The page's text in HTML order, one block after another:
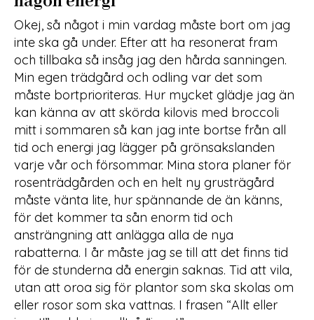
Okej, så något i min vardag måste bort om jag
inte ska gå under. Efter att ha resonerat fram
och tillbaka så insåg jag den hårda sanningen.
Min egen trädgård och odling var det som
måste bortprioriteras. Hur mycket glädje jag än
kan känna av att skörda kilovis med broccoli
mitt i sommaren så kan jag inte bortse från all
tid och energi jag lägger på grönsakslanden
varje vår och försommar. Mina stora planer för
rosenträdgården och en helt ny grusträgård
måste vänta lite, hur spännande de än känns,
för det kommer ta sån enorm tid och
ansträngning att anlägga alla de nya
rabatterna. I år måste jag se till att det finns tid
för de stunderna då energin saknas. Tid att vila,
utan att oroa sig för plantor som ska skolas om
eller rosor som ska vattnas. I frasen “Allt eller